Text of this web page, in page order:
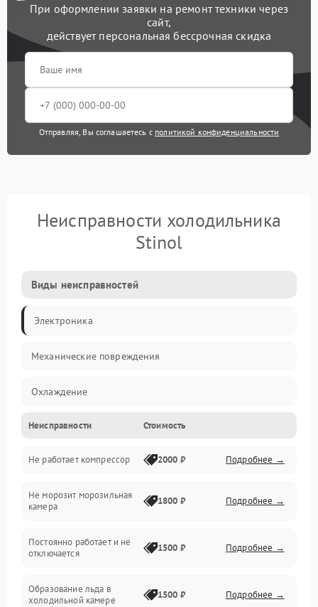
При оформлении заявки на ремонт техники через
сайт,
действует персональная бессрочная скидка
Отправляя, Вы соглашаетесь с политикой конфиденциальности
Неисправности холодильника
Stinol
Виды неисправностей
Электроника
Механические повреждения
Охлаждение
Механика
Электропитание
Дренаж
Неисправности Стоимость
Не работает компрессор 2000 ₽ Подробнее →
Не морозит морозильная
камера
1800 ₽ Подробнее →
Постоянно работает и не
отключается
1500 ₽ Подробнее →
Образование льда в
холодильной камере
1500 ₽ Подробнее →